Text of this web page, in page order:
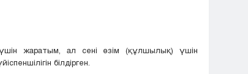
жаратым, ал сені өзім (құлшылық) үшін
білдірген.